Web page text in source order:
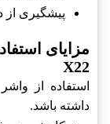
پیشگیری از
مزایای
X22
استفاده از
داشته باشد.